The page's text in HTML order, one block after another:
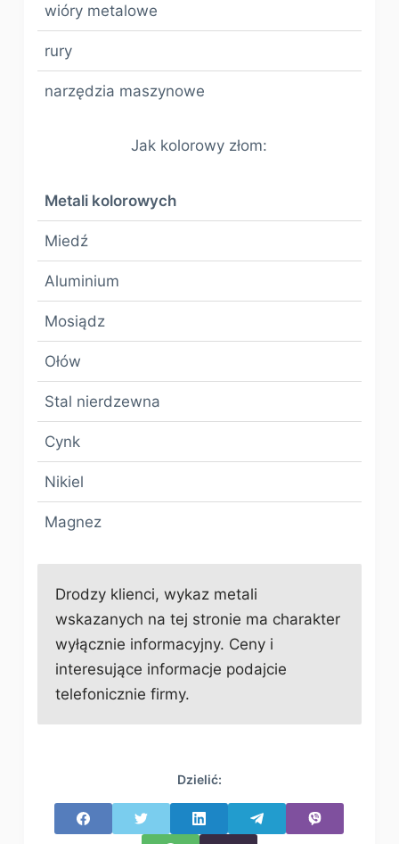
wióry metalowe
rury
narzędzia maszynowe
Jak kolorowy złom:
Metali kolorowych
Miedź
Aluminium
Mosiądz
Ołów
Stal nierdzewna
Cynk
Nikiel
Magnez
Drodzy klienci, wykaz metali
wskazanych na tej stronie ma charakter
wyłącznie informacyjny. Ceny i
interesujące informacje podajcie
telefonicznie firmy.
Dzielić: